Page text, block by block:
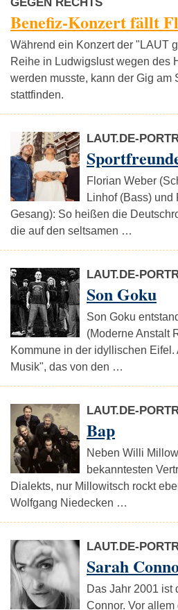
Benefiz-Konzert fällt
Während ein Konzert der "LAUT
Reihe in Ludwigslust wegen des
werden musste, kann der Gig am
stattfinden.
LAUT.DE-
Florian Weber
Linhof (Bass) und
Gesang): So heißen die
die auf den seltsamen …
LAUT.DE-
Son Goku
Son Goku
(Moderne Anstalt
Kommune in der idyllischen Eifel.
Musik", das von den …
LAUT.DE-
Bap
Neben Willi
bekanntesten
Dialekts, nur Millowitsch rockt
Wolfgang Niedecken …
LAUT.DE-
Sarah
Das Jahr 2001 ist
Connor. Vor